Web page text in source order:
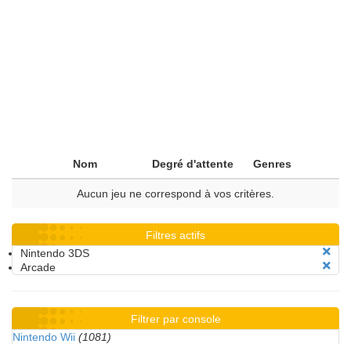
Nom Degré d'attente Genres
Aucun jeu ne correspond à vos critères.
Filtres actifs
Nintendo 3DS
Arcade
Filtrer par console
Nintendo Wii (1081)